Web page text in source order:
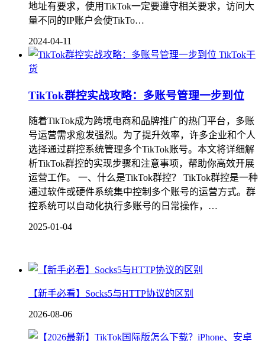
地址有要求，使用TikTok一定要遵守相关要求，访问大
量不同的IP账户会使TikTo…
2024-04-11
TikTok干
货
TikTok群控实战攻略：多账号管理一步到位
随着TikTok成为跨境电商和品牌推广的热门平台，多账
号运营需求愈发强烈。为了提升效率，许多企业和个人
选择通过群控系统管理多个TikTok账号。本文将详细解
析TikTok群控的实现步骤和注意事项，帮助你高效开展
运营工作。 一、什么是TikTok群控？ TikTok群控是一种
通过软件或硬件系统集中控制多个账号的运营方式。群
控系统可以自动化执行多账号的日常操作，…
2025-01-04
【新手必看】Socks5与HTTP协议的区别
2026-08-06